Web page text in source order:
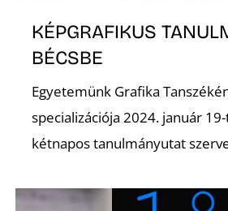
KÉPGRAFIKUS
BÉCSBE
Egyetemünk Grafika
specializációja 2024. január
kétnapos tanulmányutat